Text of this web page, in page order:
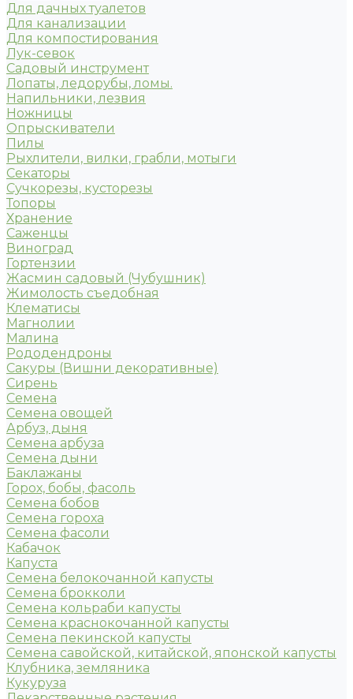
Для дачных туалетов
Для канализации
Для компостирования
Лук-севок
Садовый инструмент
Лопаты, ледорубы, ломы.
Напильники, лезвия
Ножницы
Опрыскиватели
Пилы
Рыхлители, вилки, грабли, мотыги
Секаторы
Сучкорезы, кусторезы
Топоры
Хранение
Саженцы
Виноград
Гортензии
Жасмин садовый (Чубушник)
Жимолость съедобная
Клематисы
Магнолии
Малина
Рододендроны
Сакуры (Вишни декоративные)
Сирень
Семена
Семена овощей
Арбуз, дыня
Семена арбуза
Семена дыни
Баклажаны
Горох, бобы, фасоль
Семена бобов
Семена гороха
Семена фасоли
Кабачок
Капуста
Семена белокочанной капусты
Семена брокколи
Семена кольраби капусты
Семена краснокочанной капусты
Семена пекинской капусты
Семена савойской, китайской, японской капусты
Клубника, земляника
Кукуруза